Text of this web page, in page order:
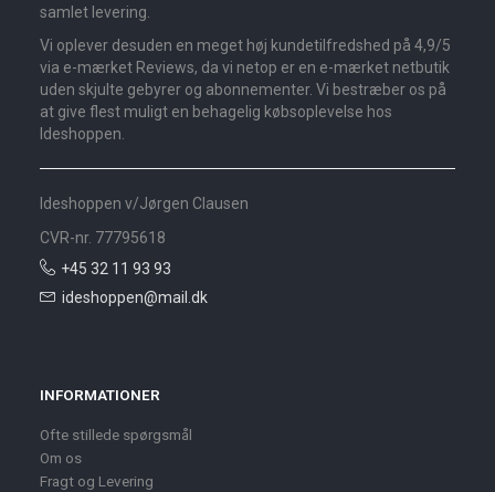
samlet levering.
Vi oplever desuden en meget høj kundetilfredshed på 4,9/5
via e-mærket Reviews, da vi netop er en e-mærket netbutik
uden skjulte gebyrer og abonnementer. Vi bestræber os på
at give flest muligt en behagelig købsoplevelse hos
Ideshoppen.
Ideshoppen v/Jørgen Clausen
CVR-nr. 77795618
+45 32 11 93 93
ideshoppen@mail.dk
INFORMATIONER
Ofte stillede spørgsmål
Om os
Fragt og Levering